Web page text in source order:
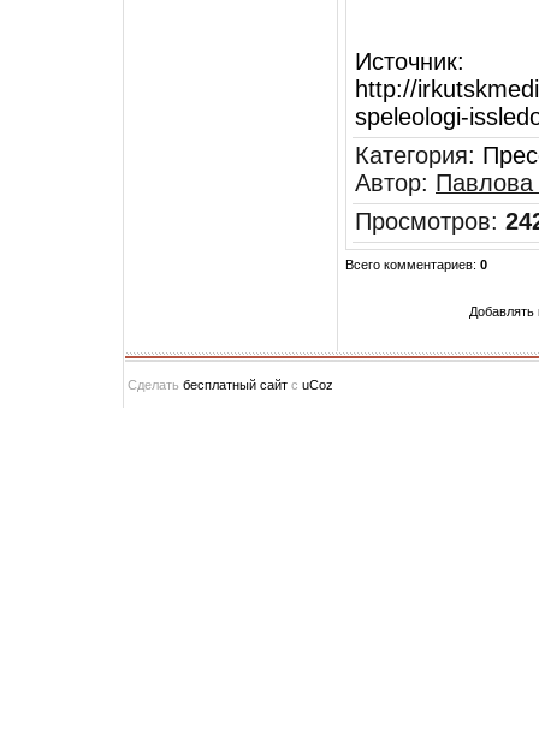
Источник:
http://
speleologi-
Категория:
Автор:
Просмотров:
Всего комментариев: 0
Добавлять
Сделать бесплатный сайт с uCoz